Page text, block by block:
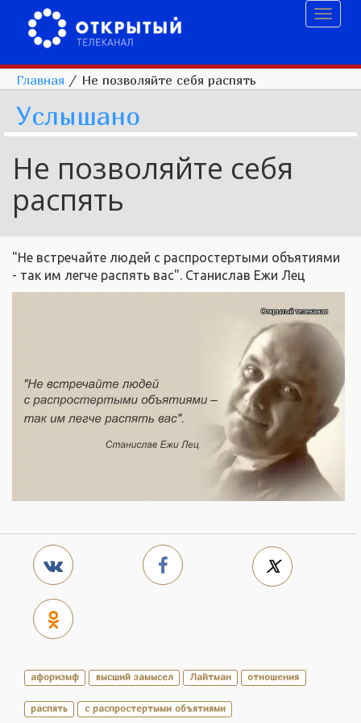
Главная / Не позволяйте себя распять
Услышано
Не позволяйте себя
распять
"Не встречайте людей с распростертыми объятиями
- так им легче распять вас". Станислав Ежи Лец
афоризмф высший замысел Лайтман отношения
распять с распростертыми объятиями